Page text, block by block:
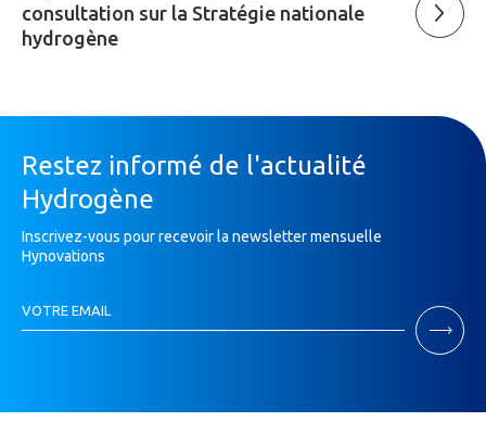
consultation sur la Stratégie nationale
hydrogène
Restez informé de l'actualité
Hydrogène
Inscrivez-vous pour recevoir la newsletter mensuelle
Hynovations
Newsletter
VOTRE EMAIL
Si
un